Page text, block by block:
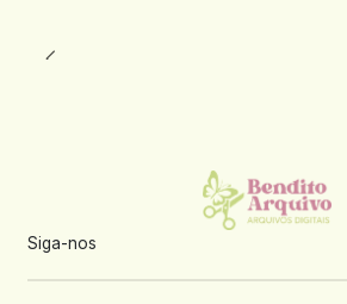
Siga-nos